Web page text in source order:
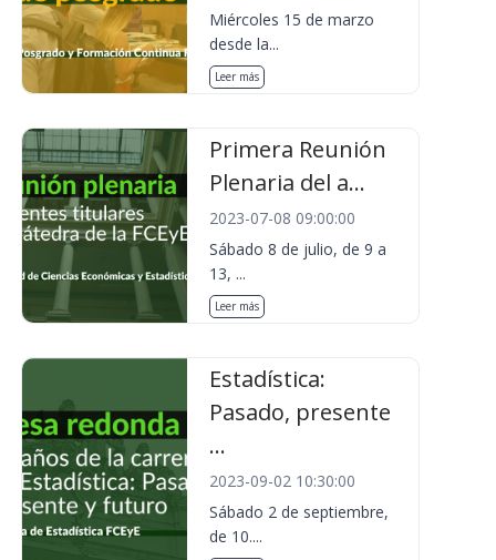
Miércoles 15 de marzo
desde la...
Leer más
Primera Reunión
Plenaria del a...
2023-07-08 09:00:00
Sábado 8 de julio, de 9 a
13, ...
Leer más
Estadística:
Pasado, presente
...
2023-09-02 10:30:00
Sábado 2 de septiembre,
de 10....